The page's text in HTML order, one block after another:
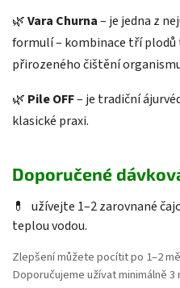
🌿Vara Churna– je jedna z
formulí – kombinace tří plodů
přirozeného čištění
🌿 Pile OFF– je tradiční
klasické praxi.
Doporučené
💊
užívejte 1–2 zarovnané
teplou vodou.
Zlepšení můžete pocítit po 1–2
Doporučujeme užívat minimálně 3